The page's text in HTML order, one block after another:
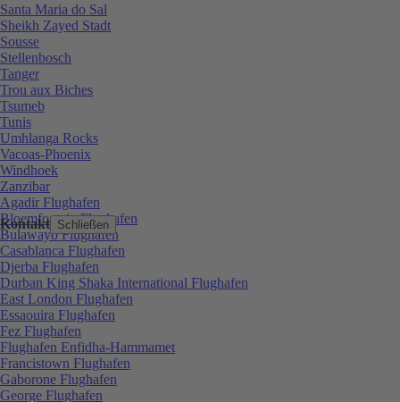
Kontakt Schließen
Santa Maria do Sal
Sheikh Zayed Stadt
Sousse
Stellenbosch
Tanger
Trou aux Biches
Tsumeb
Tunis
Umhlanga Rocks
Vacoas-Phoenix
Windhoek
Zanzibar
Agadir Flughafen
Bloemfontein Flughafen
Bulawayo Flughafen
Casablanca Flughafen
Djerba Flughafen
Durban King Shaka International Flughafen
East London Flughafen
Essaouira Flughafen
Fez Flughafen
Flughafen Enfidha-Hammamet
Francistown Flughafen
Gaborone Flughafen
George Flughafen